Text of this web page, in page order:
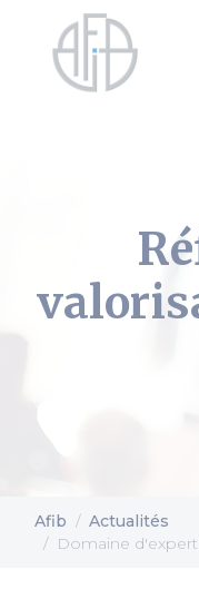
Afib
Actualités
Domaine
Cookies management